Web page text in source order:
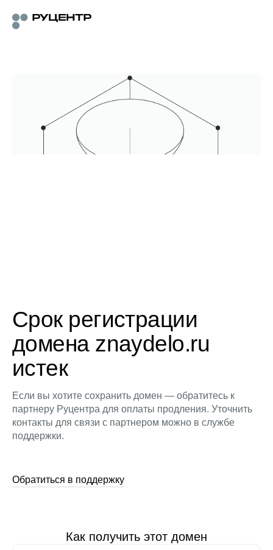
Срок регистрации
домена znaydelo.ru
истек
Если вы хотите сохранить домен — обратитесь к
партнеру Руцентра для оплаты продления. Уточнить
контакты для связи с партнером можно в службе
поддержки.
Обратиться в поддержку
Как получить этот домен